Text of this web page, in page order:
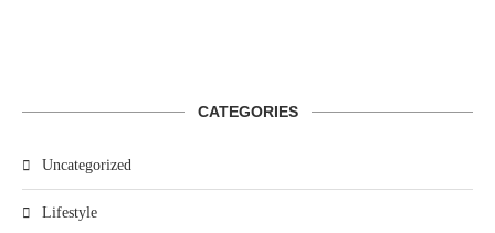
CATEGORIES
Uncategorized
Lifestyle